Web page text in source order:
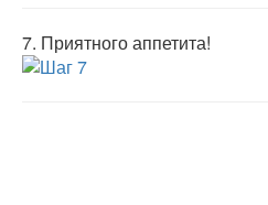
7. Приятного аппетита!